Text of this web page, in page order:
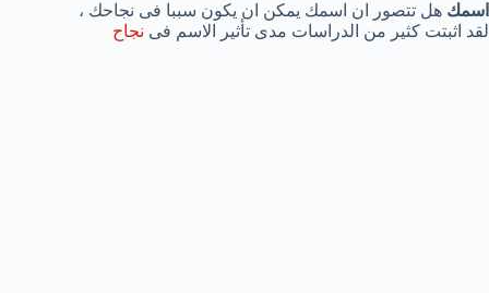
اسمك هل تتصور ان اسمك يمكن ان يكون سببا فى نجاحك ،
لقد اثبتت كثير من الدراسات مدى تأثير الاسم فى نجاح